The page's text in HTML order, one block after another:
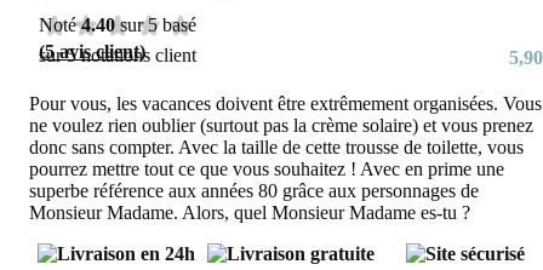
Noté4.40 sur 5 basé
sur5notations client
(5avis client) 5,90
Pour vous, les vacances doivent être extrêmement organisées. Vous
ne voulez rien oublier (surtout pas la crème solaire) et vous prenez
donc sans compter. Avec la taille de cette trousse de toilette, vous
pourrez mettre tout ce que vous souhaitez ! Avec en prime une
superbe référence aux années 80 grâce aux personnages de
Monsieur Madame. Alors, quel Monsieur Madame es-tu ?